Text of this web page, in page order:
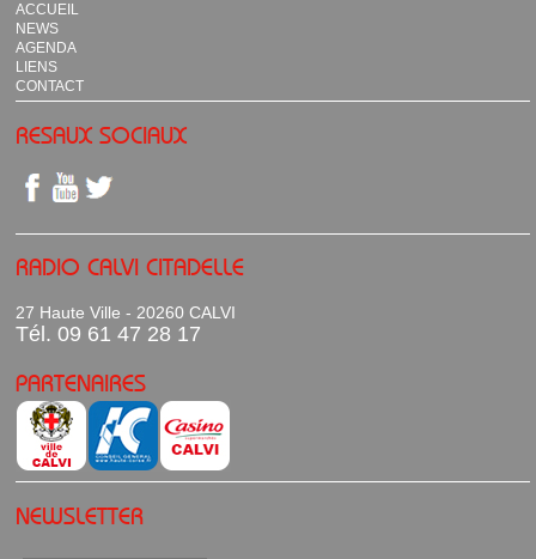
ACCUEIL
NEWS
AGENDA
LIENS
CONTACT
RESAUX SOCIAUX
RADIO CALVI CITADELLE
27 Haute Ville - 20260 CALVI
Tél. 09 61 47 28 17
PARTENAIRES
NEWSLETTER